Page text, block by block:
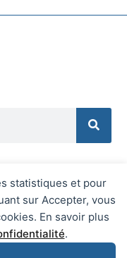
statistiques et pour
sur Accepter, vous
En savoir plus
.
Réservés